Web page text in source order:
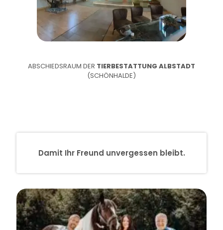
ABSCHIEDSRAUM DER TIERBESTATTUNG ALBSTADT
(SCHÖNHALDE)
Damit Ihr Freund unvergessen bleibt.